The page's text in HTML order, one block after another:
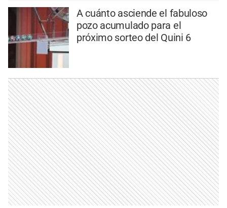
A cuánto asciende el fabuloso
pozo acumulado para el
próximo sorteo del Quini 6